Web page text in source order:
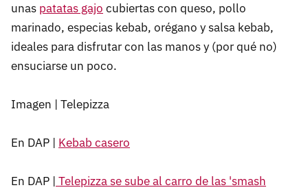
unas patatas gajo cubiertas con queso, pollo
marinado, especias kebab, orégano y salsa kebab,
ideales para disfrutar con las manos y (por qué no)
ensuciarse un poco.
Imagen | Telepizza
En DAP | Kebab casero
En DAP | Telepizza se sube al carro de las 'smash